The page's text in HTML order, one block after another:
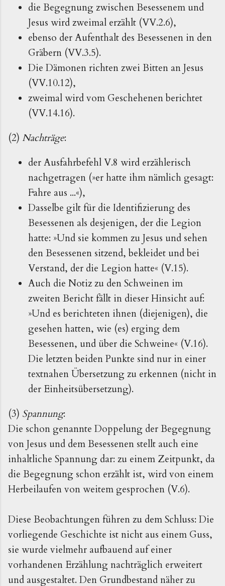
die Begegnung zwischen Besessenem und
Jesus wird zweimal erzählt (VV.2.6),
ebenso der Aufenthalt des Besessenen in den
Gräbern (VV.3.5).
Die Dämonen richten zwei Bitten an Jesus
(VV.10.12),
zweimal wird vom Geschehenen berichtet
(VV.14.16).
(2) Nachträge:
der Ausfahrbefehl V.8 wird erzählerisch
nachgetragen (»er hatte ihm nämlich gesagt:
Fahre aus ...«),
Dasselbe gilt für die Identifizierung des
Besessenen als desjenigen, der die Legion
hatte: »Und sie kommen zu Jesus und sehen
den Besessenen sitzend, bekleidet und bei
Verstand, der die Legion hatte« (V.15).
Auch die Notiz zu den Schweinen im
zweiten Bericht fällt in dieser Hinsicht auf:
»Und es berichteten ihnen (diejenigen), die
gesehen hatten, wie (es) erging dem
Besessenen, und über die Schweine« (V.16).
Die letzten beiden Punkte sind nur in einer
textnahen Übersetzung zu erkennen (nicht in
der Einheitsübersetzung).
(3) Spannung:
Die schon genannte Doppelung der Begegnung
von Jesus und dem Besessenen stellt auch eine
inhaltliche Spannung dar: zu einem Zeitpunkt, da
die Begegnung schon erzählt ist, wird von einem
Herbeilaufen von weitem gesprochen (V.6).
Diese Beobachtungen führen zu dem Schluss: Die
vorliegende Geschichte ist nicht aus einem Guss,
sie wurde vielmehr aufbauend auf einer
vorhandenen Erzählung nachträglich erweitert
und ausgestaltet. Den Grundbestand näher zu